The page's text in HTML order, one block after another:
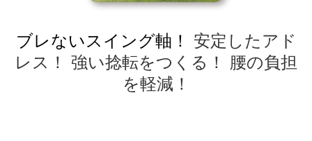
ブレないスイング軸！ 安定したアド
レス！ 強い捻転をつくる！ 腰の負担
を軽減！